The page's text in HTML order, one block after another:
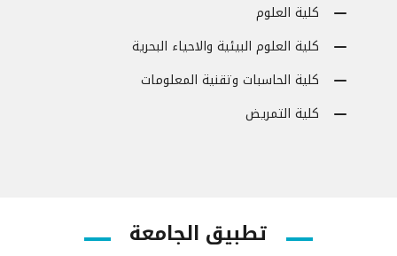
كلية العلوم
كلية العلوم البيئية والاحياء البحرية
كلية الحاسبات وتقنية المعلومات
كلية التمريض
تطبيق الجامعة